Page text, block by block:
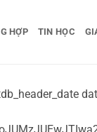
HỢP TIN HỌC